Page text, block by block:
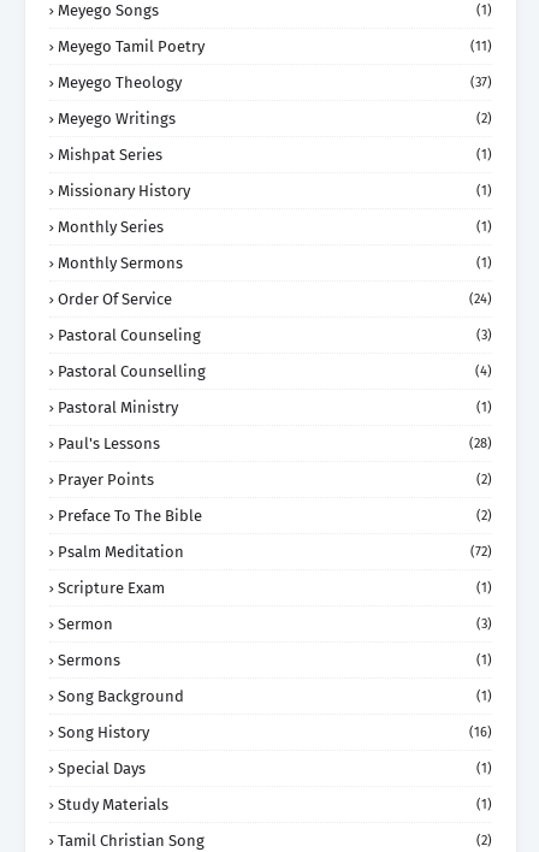
Meyego Songs (1)
Meyego Tamil Poetry (11)
Meyego Theology (37)
Meyego Writings (2)
Mishpat Series (1)
Missionary History (1)
Monthly Series (1)
Monthly Sermons (1)
Order Of Service (24)
Pastoral Counseling (3)
Pastoral Counselling (4)
Pastoral Ministry (1)
Paul's Lessons (28)
Prayer Points (2)
Preface To The Bible (2)
Psalm Meditation (72)
Scripture Exam (1)
Sermon (3)
Sermons (1)
Song Background (1)
Song History (16)
Special Days (1)
Study Materials (1)
Tamil Christian Song (2)